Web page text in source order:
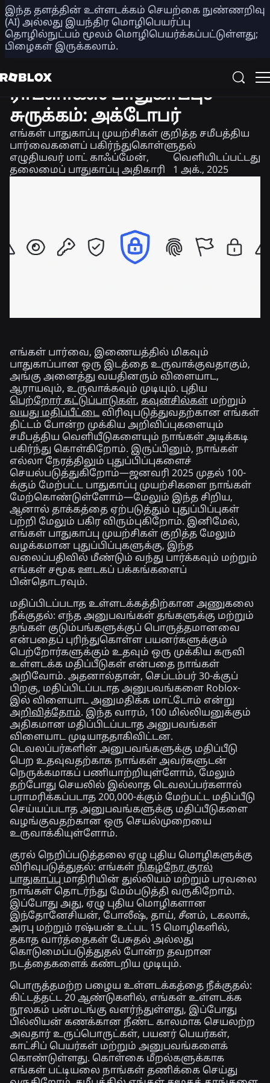
இந்த தளத்தின் உள்ளடக்கம் செயற்கை நுண்ணறிவு
(AI) அல்லது இயந்திர மொழிபெயர்ப்பு
தொழில்நுட்பம் மூலம் மொழிபெயர்க்கப்பட்டுள்ளது;
பிழைகள் இருக்கலாம்.
பகிர்
பாதுகாப்பு + நாகரிகம்
ராப்ளாக்ஸ் பாதுகாப்புச்
சுருக்கம்: அக்டோபர்
எங்கள் பாதுகாப்பு முயற்சிகள் குறித்த சமீபத்திய
பார்வைகளைப் பகிர்ந்துகொள்ளுதல்
எழுதியவர் மாட் காஃப்மேன்,
தலைமைப் பாதுகாப்பு அதிகாரி
வெளியிடப்பட்டது
1 அக்., 2025
எங்கள் பார்வை, இணையத்தில் மிகவும்
பாதுகாப்பான ஒரு இடத்தை உருவாக்குவதாகும்,
அங்கு அனைத்து வயதினரும் விளையாட,
ஆராயவும், உருவாக்கவும் முடியும். புதிய
பெற்றோர் கட்டுப்பாடுகள், கவுன்சில்கள் மற்றும்
வயது மதிப்பீட்டை விரிவுபடுத்துவதற்கான எங்கள்
திட்டம் போன்ற முக்கிய அறிவிப்புகளையும்
சமீபத்திய வெளியீடுகளையும் நாங்கள் அடிக்கடி
பகிர்ந்து கொள்கிறோம். இருப்பினும், நாங்கள்
எல்லா நேரத்திலும் புதுப்பிப்புகளைச்
செயல்படுத்துகிறோம்—ஜனவரி 2025 முதல் 100-
க்கும் மேற்பட்ட பாதுகாப்பு முயற்சிகளை நாங்கள்
மேற்கொண்டுள்ளோம்—மேலும் இந்த சிறிய,
ஆனால் தாக்கத்தை ஏற்படுத்தும் புதுப்பிப்புகள்
பற்றி மேலும் பகிர விரும்புகிறோம். இனிமேல்,
எங்கள் பாதுகாப்பு முயற்சிகள் குறித்த மேலும்
வழக்கமான புதுப்பிப்புகளுக்கு, இந்த
வலைப்பதிவில் மீண்டும் வந்து பார்க்கவும் மற்றும்
எங்கள் சமூக ஊடகப் பக்கங்களைப்
பின்தொடரவும்.
மதிப்பிடப்படாத உள்ளடக்கத்திற்கான அணுகலை
நீக்குதல்: எந்த அனுபவங்கள் தங்களுக்கு மற்றும்
தங்கள் குடும்பங்களுக்குப் பொருத்தமானவை
என்பதைப் புரிந்துகொள்ள பயனர்களுக்கும்
பெற்றோர்களுக்கும் உதவும் ஒரு முக்கிய கருவி
உள்ளடக்க மதிப்பீடுகள் என்பதை நாங்கள்
அறிவோம். அதனால்தான், செப்டம்பர் 30-க்குப்
பிறகு, மதிப்பிடப்படாத அனுபவங்களை Roblox-
இல் விளையாட அனுமதிக்க மாட்டோம் என்று
அறிவித்தோம். இந்த வாரம், 100 மில்லியனுக்கும்
அதிகமான மதிப்பிடப்படாத அனுபவங்கள்
விளையாட முடியாததாகிவிட்டன.
டெவலப்பர்களின் அனுபவங்களுக்கு மதிப்பீடு
பெற உதவுவதற்காக நாங்கள் அவர்களுடன்
நெருக்கமாகப் பணியாற்றியுள்ளோம், மேலும்
தற்போது செயலில் இல்லாத டெவலப்பர்களால்
பராமரிக்கப்படாத 200,000-க்கும் மேற்பட்ட மதிப்பீடு
செய்யப்படாத அனுபவங்களுக்கு மதிப்பீடுகளை
வழங்குவதற்கான ஒரு செயல்முறையை
உருவாக்கியுள்ளோம்.
குரல் நெறிப்படுத்தலை ஏழு புதிய மொழிகளுக்கு
விரிவுபடுத்துதல்: எங்கள் நிகழ்நேர குரல்
பாதுகாப்பு மாதிரியின் துல்லியம் மற்றும் பரவலை
நாங்கள் தொடர்ந்து மேம்படுத்தி வருகிறோம்.
இப்போது அது, ஏழு புதிய மொழிகளான
இந்தோனேசியன், போலீஷ், தாய், சீனம், டகலாக்,
அரபு மற்றும் ரஷ்யன் உட்பட 15 மொழிகளில்,
தகாத வார்த்தைகள் பேசுதல் அல்லது
கொடுமைப்படுத்துதல் போன்ற தவறான
நடத்தைகளைக் கண்டறிய முடியும்.
பொருத்தமற்ற பழைய உள்ளடக்கத்தை நீக்குதல்:
கிட்டத்தட்ட 20 ஆண்டுகளில், எங்கள் உள்ளடக்க
நூலகம் பன்மடங்கு வளர்ந்துள்ளது, இப்போது
பில்லியன் கணக்கான நீண்ட காலமாக செயலற்ற
அவதார் உருப்பொருட்கள், பயனர் பெயர்கள்,
காட்சிப் பெயர்கள் மற்றும் அனுபவங்களைக்
கொண்டுள்ளது. கொள்கை மீறல்களுக்காக
எங்கள் பட்டியலை நாங்கள் தணிக்கை செய்து